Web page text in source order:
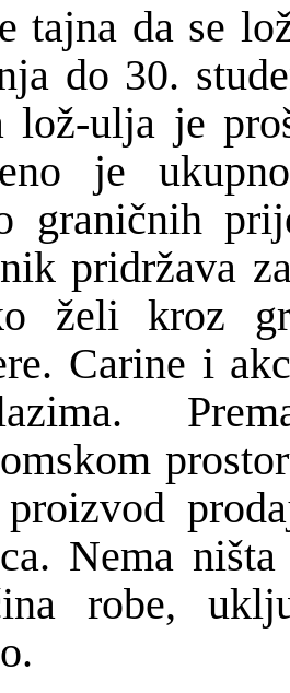
tajna da se lo
do 30.
lož-ulja je
je
graničnih
pridržava
želi kroz
Carine i
Nema
ina robe,